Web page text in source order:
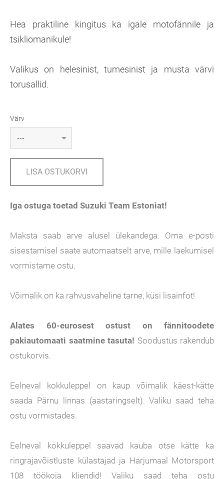
Hea praktiline kingitus ka igale motofännile ja
tsikliomanikule!
Valikus on helesinist, tumesinist ja musta värvi
torusallid.
Värv
LISA OSTUKORVI
Iga ostuga toetad Suzuki Team Estoniat!
Maksta saab arve alusel ülekandega. Oma e-posti
sisestamisel saate automaatselt arve, mille laekumisel
vormistame ostu.
Võimalik on ka rahvusvaheline tarne, küsi lisainfot!
Alates 60-eurosest ostust on fännitoodete
pakiautomaati saatmine tasuta! Soodustus rakendub
ostukorvis.
Eelneval kokkuleppel on kaup võimalik käest-kätte
saada Pärnu linnas (aastaringselt). Valiku saad teha
ostu vormistades.
Eelneval kokkuleppel saavad kauba otse kätte ka
ringrajavõistluste külastajad ja Harjumaal Motorsport
108 töökoja kliendid! Valiku saad teha ostu